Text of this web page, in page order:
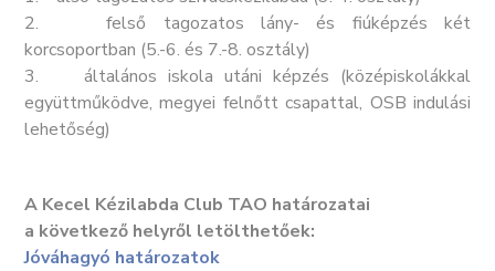
2. felső tagozatos lány- és fiúképzés két
korcsoportban (5.-6. és 7.-8. osztály)
3. általános iskola utáni képzés (középiskolákkal
együttműködve, megyei felnőtt csapattal, OSB indulási
lehetőség)
A Kecel Kézilabda Club TAO határozatai
a következő helyről letölthetőek:
Jóváhagyó határozatok